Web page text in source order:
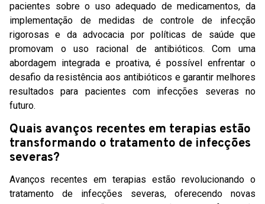
pacientes sobre o uso adequado de medicamentos, da
implementação de medidas de controle de infecção
rigorosas e da advocacia por políticas de saúde que
promovam o uso racional de antibióticos. Com uma
abordagem integrada e proativa, é possível enfrentar o
desafio da resistência aos antibióticos e garantir melhores
resultados para pacientes com infecções severas no
futuro.
Quais avanços recentes em terapias estão
transformando o tratamento de infecções
severas?
Avanços recentes em terapias estão revolucionando o
tratamento de infecções severas, oferecendo novas